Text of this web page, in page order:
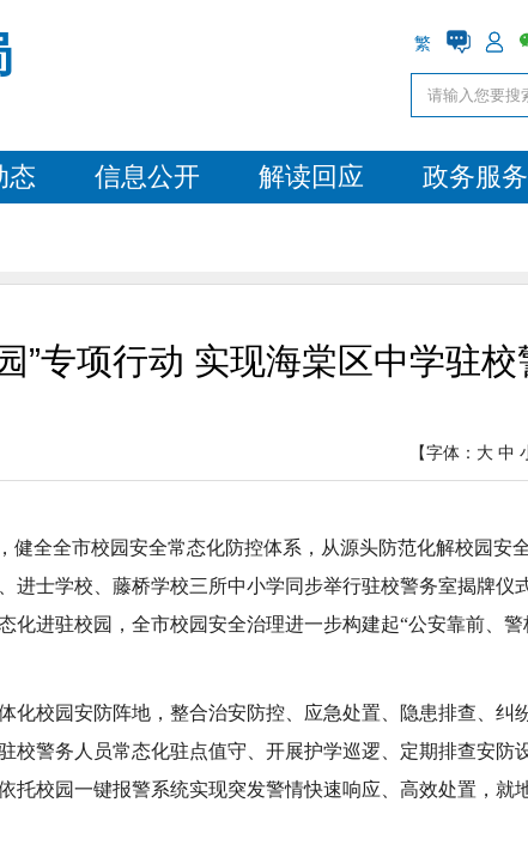
繁
态 信息公开 解读回应 政务服务
”专项行动 实现海棠区中学驻
【字体： 大 中
健全全市校园安全常态化防控体系，从源头防范化解校园安
进士学校、藤桥学校三所中小学同步举行驻校警务室揭牌仪
化进驻校园，全市校园安全治理进一步构建起“公安靠前、
化校园安防阵地，整合治安防控、应急处置、隐患排查、纠
校警务人员常态化驻点值守、开展护学巡逻、定期排查安防
托校园一键报警系统实现突发警情快速响应、高效处置，就